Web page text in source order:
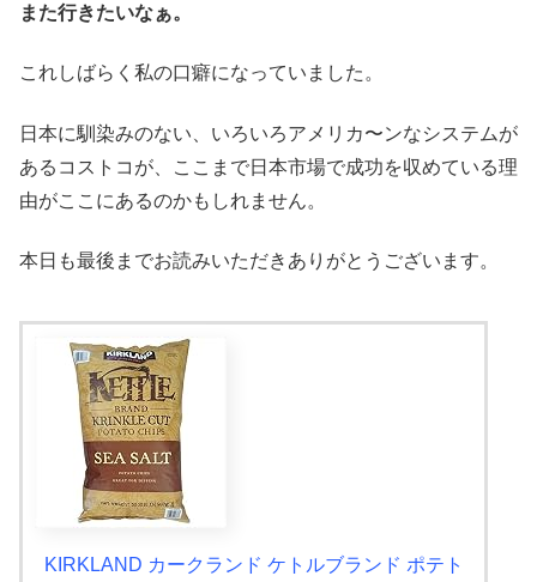
また行きたいなぁ。
これしばらく私の口癖になっていました。
日本に馴染みのない、いろいろアメリカ〜ンなシステムが
あるコストコが、ここまで日本市場で成功を収めている理
由がここにあるのかもしれません。
本日も最後までお読みいただきありがとうございます。
KIRKLAND カークランド ケトルブランド ポテト